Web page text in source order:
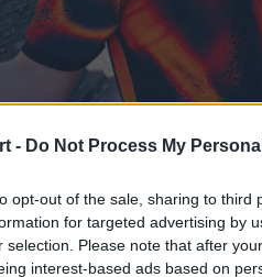
- Do Not Process My
opt-out of the sale, sharing to
for targeted advertising by
selection. Please note that after
interest-based ads based on